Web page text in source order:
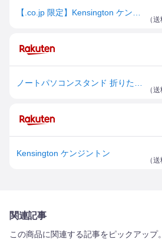
（送
（送
Kensington ケンジントン
（送
関連記事
この商品に関連する記事をピックアップ。